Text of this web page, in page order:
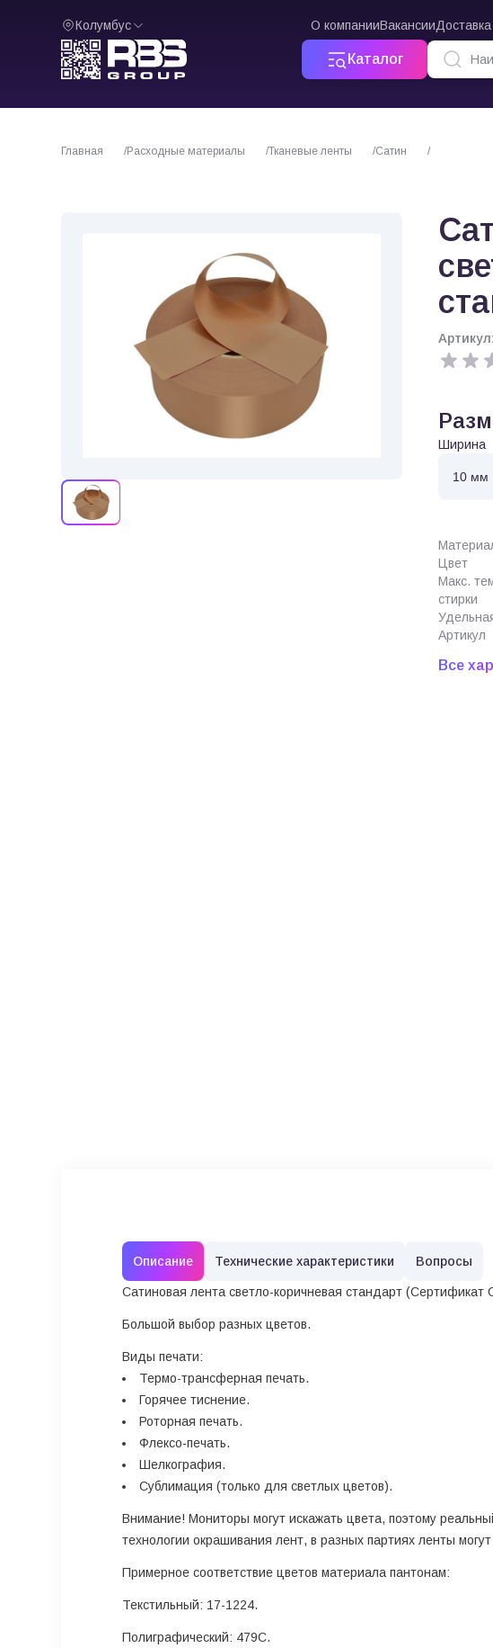
Колумбус О компанииВакансии
Каталог
Главная Расходные материалы Тканевые ленты Сатин Сатиновая
Артикул:
Ширина
Цвет
Макс.
стирки
Артикул
Все
Описание Технические характеристики Вопросы
Сатиновая лента светло-коричневая стандарт (Сертификат
Большой выбор разных цветов.
Виды печати:
Термо-трансферная печать.
Горячее тиснение.
Роторная печать.
Флексо-печать.
Шелкография.
Сублимация (только для светлых цветов).
Внимание! Мониторы могут искажать цвета, поэтому
технологии окрашивания лент, в разных партиях ленты
Примерное соответствие цветов материала пантонам:
Текстильный: 17-1224.
Полиграфический: 479С.